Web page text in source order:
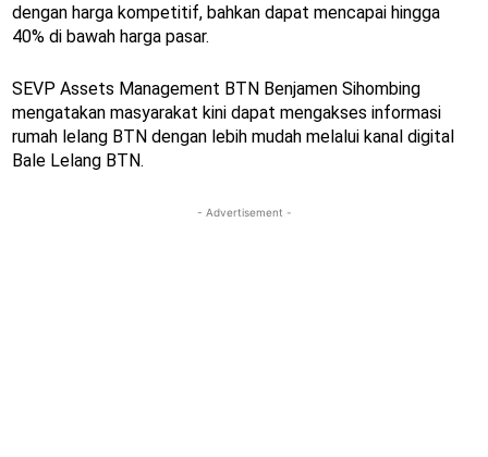
dengan harga kompetitif, bahkan dapat mencapai hingga
40% di bawah harga pasar.
SEVP Assets Management BTN Benjamen Sihombing
mengatakan masyarakat kini dapat mengakses informasi
rumah lelang BTN dengan lebih mudah melalui kanal digital
Bale Lelang BTN.
- Advertisement -